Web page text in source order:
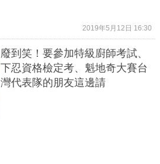
2019年5月12日 16:30
廢到笑！要參加特級廚師考試、
下忍資格檢定考、魁地奇大賽台
灣代表隊的朋友這邊請